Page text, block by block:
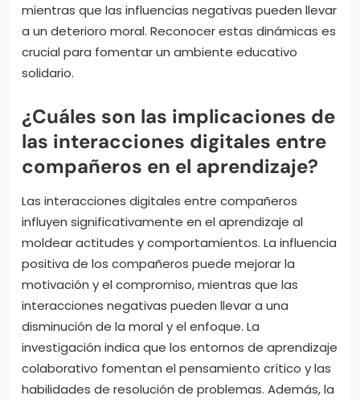
mientras que las influencias negativas pueden llevar
a un deterioro moral. Reconocer estas dinámicas es
crucial para fomentar un ambiente educativo
solidario.
¿Cuáles son las implicaciones de
las interacciones digitales entre
compañeros en el aprendizaje?
Las interacciones digitales entre compañeros
influyen significativamente en el aprendizaje al
moldear actitudes y comportamientos. La influencia
positiva de los compañeros puede mejorar la
motivación y el compromiso, mientras que las
interacciones negativas pueden llevar a una
disminución de la moral y el enfoque. La
investigación indica que los entornos de aprendizaje
colaborativo fomentan el pensamiento crítico y las
habilidades de resolución de problemas. Además, la